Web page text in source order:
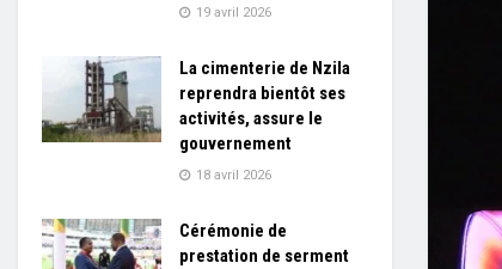
19 avril 2026
La cimenterie de Nzila
reprendra bientôt ses
activités, assure le
gouvernement
18 avril 2026
Cérémonie de
prestation de serment